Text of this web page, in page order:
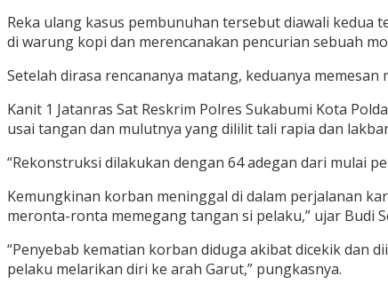
Reka ulang kasus pembunuhan tersebut diawali kedua
di warung kopi dan merencanakan pencurian sebuah
Setelah dirasa rencananya matang, keduanya
Kanit 1 Jatanras Sat Reskrim Polres Sukabumi Kota
usai tangan dan mulutnya yang dililit tali rapia dan
“Rekonstruksi dilakukan dengan 64 adegan dari mulai
Kemungkinan korban meninggal di dalam perjalanan
meronta-ronta memegang tangan si pelaku,” ujar Budi
“Penyebab kematian korban diduga akibat dicekik dan
pelaku melarikan diri ke arah Garut,” pungkasnya.